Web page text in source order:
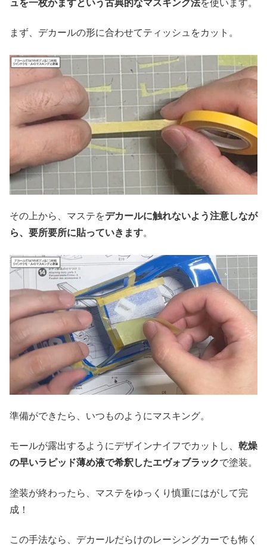
ュを一枚かますという古典的なマスキング法を使います。
まず、デカールの形に合わせてティッシュをカット。
その上から、マステをデカールに触れないよう注意しなが
ら、要所要所に貼っていきます。
準備ができたら、いつものようにマスキング。
モールが露出するようにデザインナイフでカットし、 乾燥
の早いラピッド薄め液で希釈したエヴォブラックで塗装。
塗装が終わったら、マステをゆっくり慎重にはがして完
成！
この手法なら、デカールだらけのレーシングカーでも怖く